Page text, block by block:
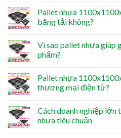
Pallet nhựa
băng tải không?
Vì sao pallet nhựa giúp
phẩm?
Pallet nhựa
thương mại điện tử?
Cách doanh nghiệp lớn
nhựa tiêu chuẩn